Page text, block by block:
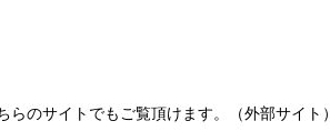
のサイトでもご覧頂けます。（外部サイト）